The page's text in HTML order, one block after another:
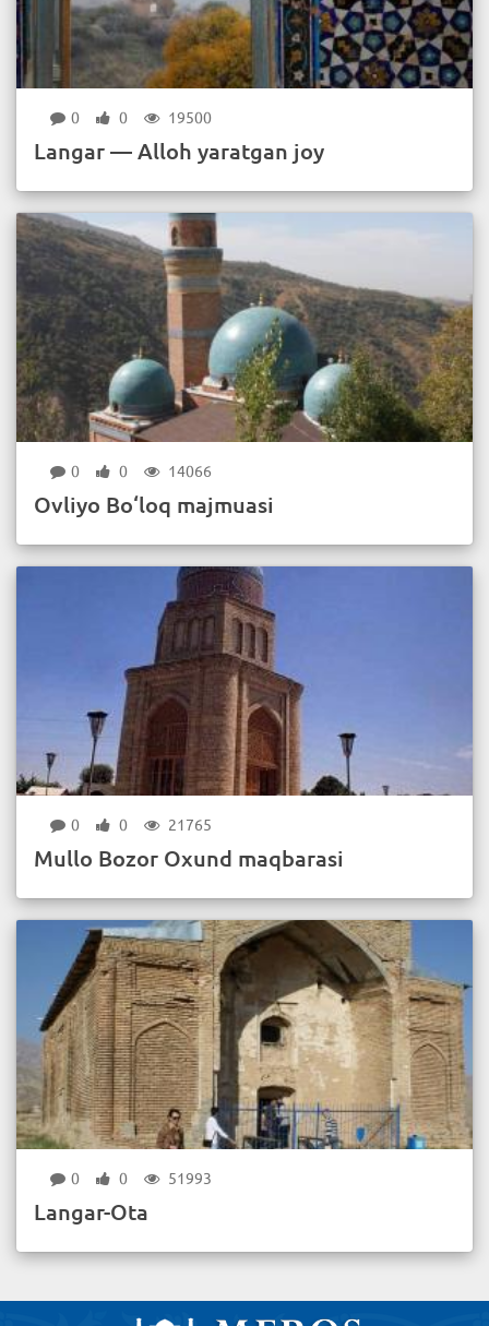
0 0 19500
Langar — Alloh yaratgan joy
0 0 14066
Ovliyo Bo‘loq majmuasi
0 0 21765
Mullo Bozor Oxund maqbarasi
0 0 51993
Langar-Ota